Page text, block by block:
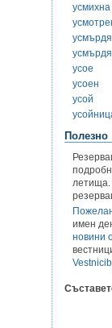
усмихна
усмърдя
усое
усоен
усой
Полезно
летища.
имен
новини